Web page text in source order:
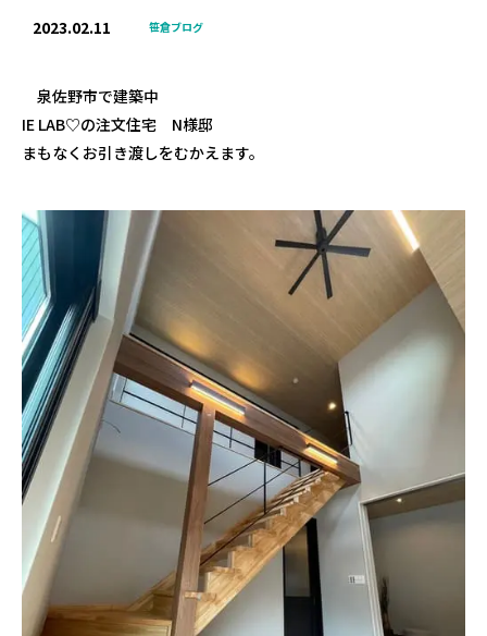
2023.02.11 笹倉ブログ
泉佐野市で建築中
IE LAB♡の注文住宅 N様邸
まもなくお引き渡しをむかえます。